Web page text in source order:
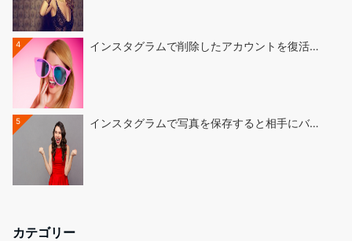
4 インスタグラムで削除したアカウントを復活…
5 インスタグラムで写真を保存すると相手にバ…
カテゴリー